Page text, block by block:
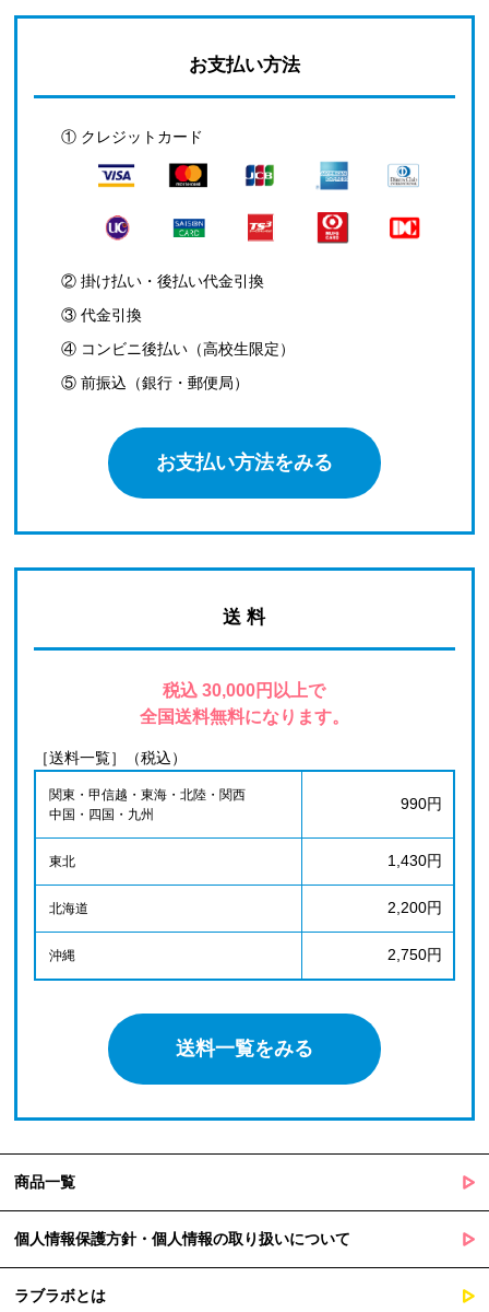
お支払い方法
① クレジットカード
② 掛け払い・後払い代金引換
③ 代金引換
④ コンビニ後払い（高校生限定）
⑤ 前振込（銀行・郵便局）
お支払い方法をみる
送 料
税込 30,000円以上で
全国送料無料になります。
［送料一覧］（税込）
関東・甲信越・東海・北陸・関西
中国・四国・九州
990円
東北 1,430円
北海道 2,200円
沖縄 2,750円
送料一覧をみる
商品一覧
個人情報保護方針・個人情報の取り扱いについて
ラブラボとは